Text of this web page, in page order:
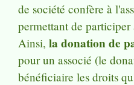
de société confère à
permettant de
Ainsi, la donation de
pour un associé (le
bénéficiaire les droits